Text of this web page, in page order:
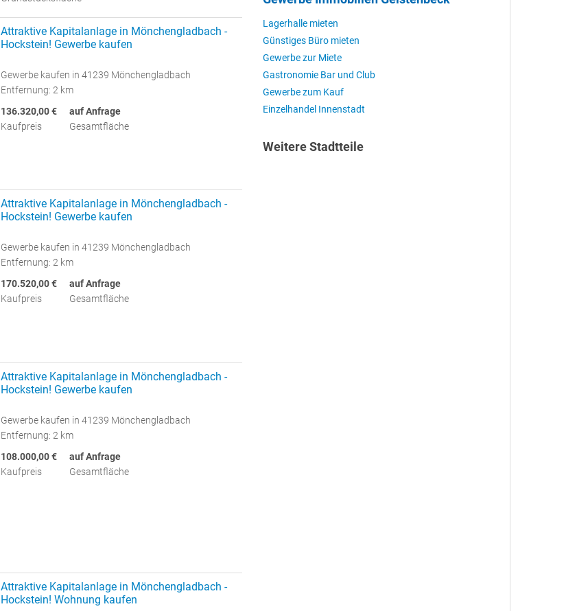
Attraktive Kapitalanlage in Mönchengladbach -
Hockstein! Gewerbe kaufen
Gewerbe kaufen in 41239 Mönchengladbach
Entfernung: 2 km
136.320,00 €
Kaufpreis
auf Anfrage
Gesamtfläche
Attraktive Kapitalanlage in Mönchengladbach -
Hockstein! Gewerbe kaufen
Gewerbe kaufen in 41239 Mönchengladbach
Entfernung: 2 km
170.520,00 €
Kaufpreis
auf Anfrage
Gesamtfläche
Attraktive Kapitalanlage in Mönchengladbach -
Hockstein! Gewerbe kaufen
Gewerbe kaufen in 41239 Mönchengladbach
Entfernung: 2 km
108.000,00 €
Kaufpreis
auf Anfrage
Gesamtfläche
Attraktive Kapitalanlage in Mönchengladbach -
Hockstein! Wohnung kaufen
Lagerhalle mieten
Günstiges Büro mieten
Gewerbe zur Miete
Gastronomie Bar und Club
Gewerbe zum Kauf
Einzelhandel Innenstadt
Weitere Stadtteile